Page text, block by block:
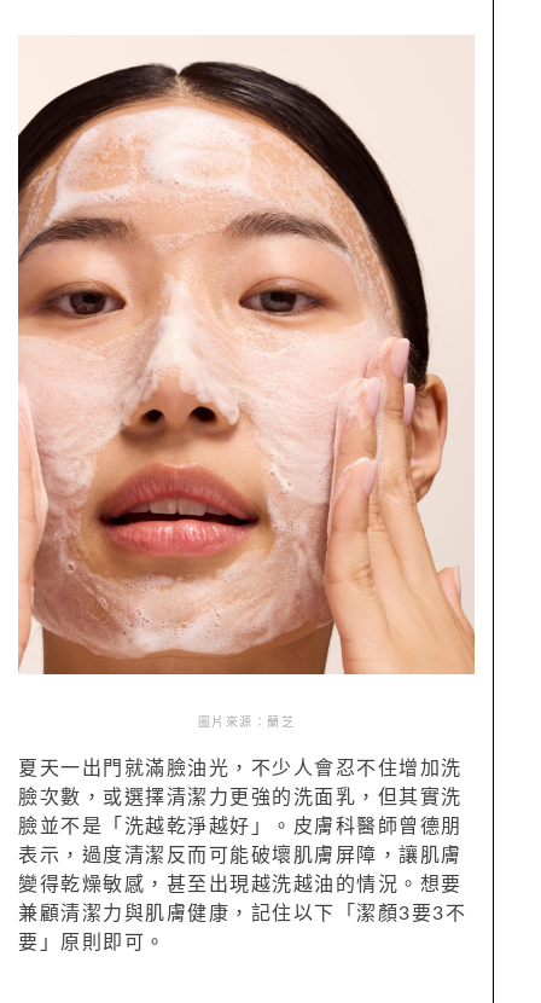
圖片來源：蘭芝
夏天一出門就滿臉油光，不少人會忍不住增加洗
臉次數，或選擇清潔力更強的洗面乳，但其實洗
臉並不是「洗越乾淨越好」。皮膚科醫師曾德朋
表示，過度清潔反而可能破壞肌膚屏障，讓肌膚
變得乾燥敏感，甚至出現越洗越油的情況。想要
兼顧清潔力與肌膚健康，記住以下「潔顏3要3不
要」原則即可。